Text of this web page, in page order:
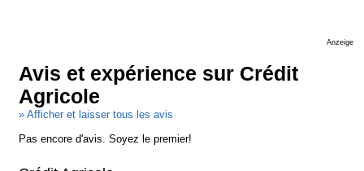
Anzeige
Avis et expérience sur Crédit
Agricole
» Afficher et laisser tous les avis
Pas encore d'avis. Soyez le premier!